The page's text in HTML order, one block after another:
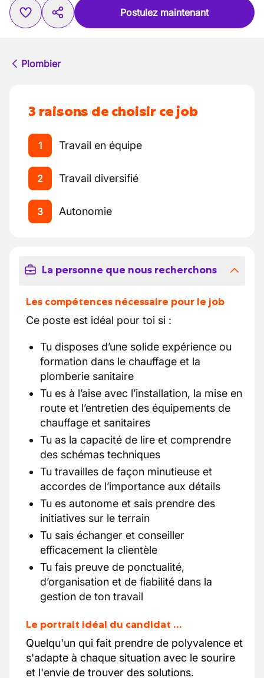
Postulez maintenant
Plombier
3 raisons de choisir ce job
1 Travail en équipe
2 Travail diversifié
3 Autonomie
La personne que nous recherchons
Les compétences nécessaire pour le job
Ce poste est idéal pour toi si :
Tu disposes d’une solide expérience ou
formation dans le chauffage et la
plomberie sanitaire
Tu es à l’aise avec l’installation, la mise en
route et l’entretien des équipements de
chauffage et sanitaires
Tu as la capacité de lire et comprendre
des schémas techniques
Tu travailles de façon minutieuse et
accordes de l’importance aux détails
Tu es autonome et sais prendre des
initiatives sur le terrain
Tu sais échanger et conseiller
efficacement la clientèle
Tu fais preuve de ponctualité,
d’organisation et de fiabilité dans la
gestion de ton travail
Le portrait idéal du candidat …
Quelqu'un qui fait prendre de polyvalence et
s'adapte à chaque situation avec le sourire
et l'envie de trouver des solutions.